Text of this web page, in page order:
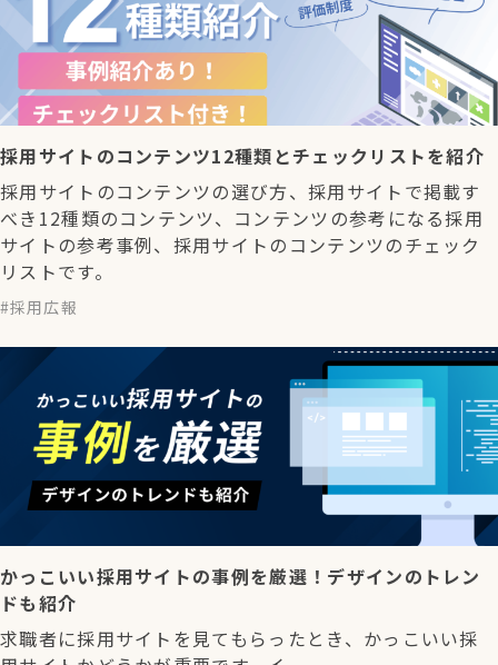
採用サイトのコンテンツ12種類とチェックリストを紹介
採用サイトのコンテンツの選び方、採用サイトで掲載す
べき12種類のコンテンツ、コンテンツの参考になる採用
サイトの参考事例、採用サイトのコンテンツのチェック
リストです。
採用広報
かっこいい採用サイトの事例を厳選！デザインのトレン
ドも紹介
求職者に採用サイトを見てもらったとき、かっこいい採